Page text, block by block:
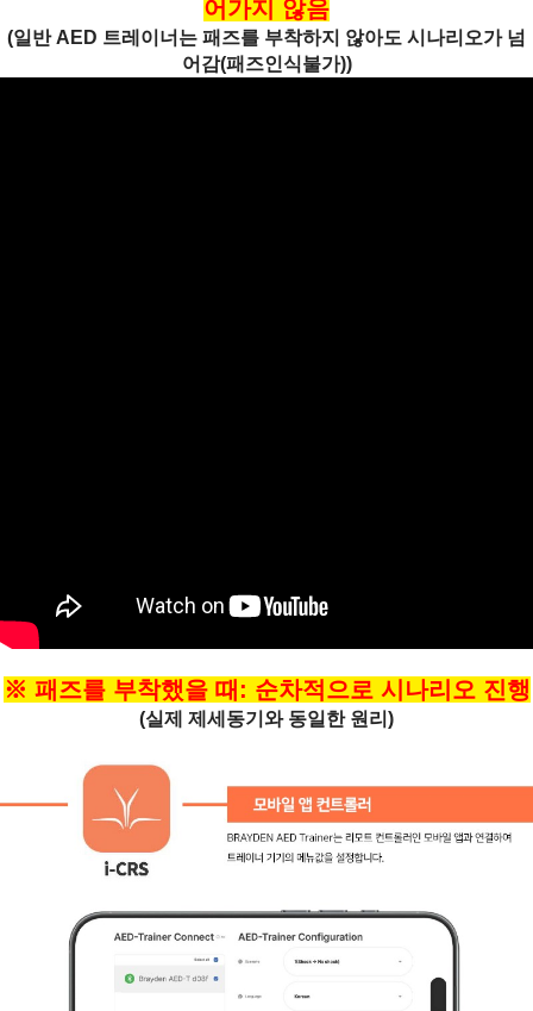
어가지 않음
(일반 AED 트레이너는 패즈를 부착하지 않아도 시나리오가 넘
어감(패즈인식불가))
※ 패즈를 부착했을 때: 순차적으로 시나리오 진행
(실제 제세동기와 동일한 원리)